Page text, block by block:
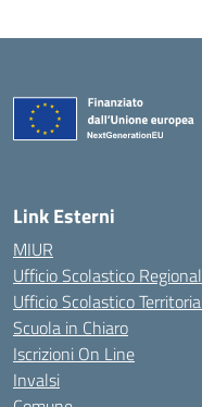
Link Esterni
MIUR
Ufficio Scolastico
Ufficio Scolastico
Scuola in Chiaro
Iscrizioni On Line
Invalsi